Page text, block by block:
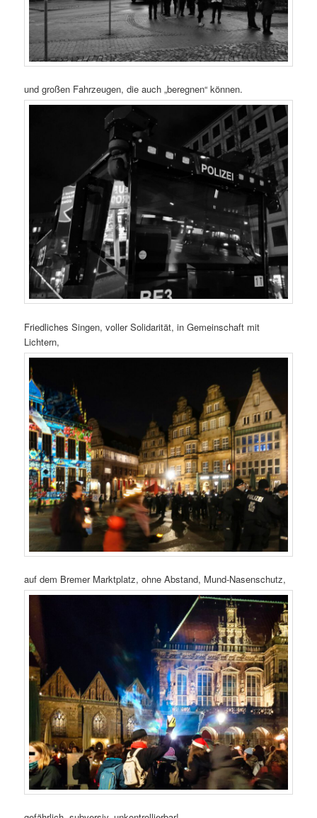
und großen Fahrzeugen, die auch „beregnen“ können.
Friedliches Singen, voller Solidarität, in Gemeinschaft mit
Lichtern,
auf dem Bremer Marktplatz, ohne Abstand, Mund-Nasenschutz,